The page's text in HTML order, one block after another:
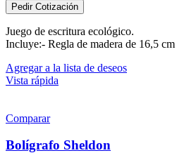
Pedir Cotización
Juego de escritura ecológico.
Incluye:- Regla de madera de 16,5
Agregar a la lista de deseos
Vista rápida
Comparar
Bolígrafo Sheldon